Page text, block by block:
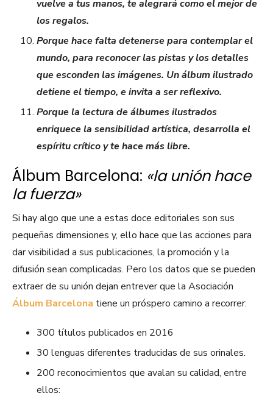
vuelve a tus manos, te alegrará como el mejor de
los regalos.
Porque hace falta detenerse para contemplar el
mundo, para reconocer las pistas y los detalles
que esconden las imágenes. Un álbum ilustrado
detiene el tiempo, e invita a ser reflexivo.
Porque la lectura de álbumes ilustrados
enriquece la sensibilidad artística, desarrolla el
espíritu crítico y te hace más libre.
Álbum Barcelona: «la unión hace
la fuerza»
Si hay algo que une a estas doce editoriales son sus
pequeñas dimensiones y, ello hace que las acciones para
dar visibilidad a sus publicaciones, la promoción y la
difusión sean complicadas. Pero los datos que se pueden
extraer de su unión dejan entrever que la Asociación
Álbum Barcelona tiene un próspero camino a recorrer:
300 títulos publicados en 2016
30 lenguas diferentes traducidas de sus orinales.
200 reconocimientos que avalan su calidad, entre
ellos: